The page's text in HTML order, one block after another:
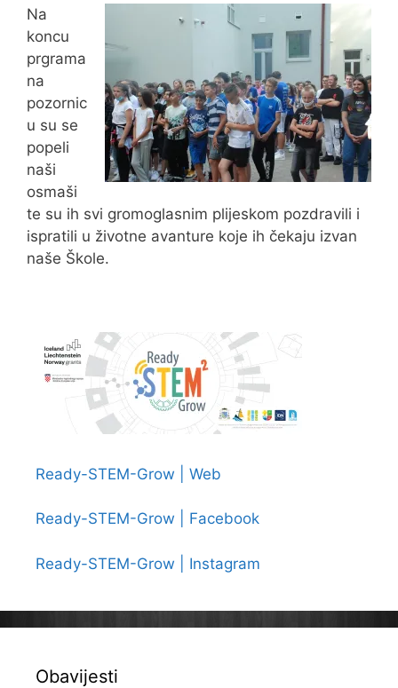
Na
koncu
prgrama
na
pozornic
u su se
popeli
naši
osmaši
te su ih svi gromoglasnim plijeskom pozdravili i
ispratili u životne avanture koje ih čekaju izvan
naše Škole.
Ready-STEM-Grow | Web
Ready-STEM-Grow | Facebook
Ready-STEM-Grow | Instagram
Obavijesti